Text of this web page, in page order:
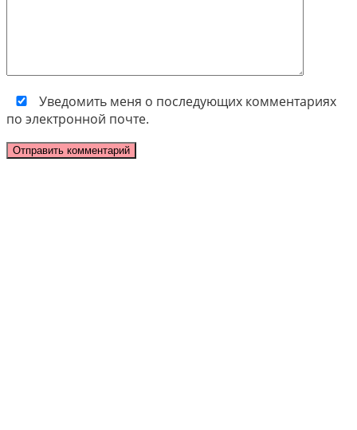
Уведомить меня о последующих комментариях
по электронной почте.